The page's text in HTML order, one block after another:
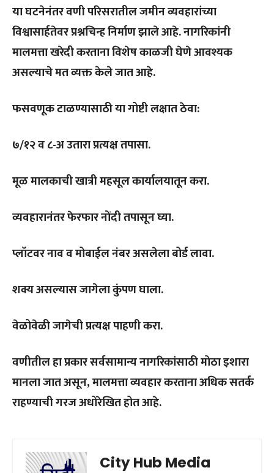
या घटनेनंतर वणी परिसरातील जमीन व्यवहारांच्या
विश्वासार्हतेवर प्रश्नचिन्ह निर्माण झाले आहे. नागरिकांनी
मालमत्ता खरेदी करताना विशेष काळजी घेणे आवश्यक
असल्याचे मत व्यक्त केले जात आहे.
फसवणूक टाळण्यासाठी या गोष्टी लक्षात ठेवा:
७/१२ व ८-अ उतारा प्रत्यक्ष तपासा.
मूळ मालकाची खात्री महसूल कार्यालयातून करा.
व्यवहारानंतर फेरफार नोंदी तपासून घ्या.
प्लॉटवर नाव व मोबाईल नंबर असलेला बोर्ड लावा.
शक्य असल्यास जागेला कुंपण घाला.
वेळोवेळी जागेची प्रत्यक्ष पाहणी करा.
वणीतील हा प्रकार सर्वसामान्य नागरिकांसाठी मोठा इशारा
मानला जात असून, मालमत्ता व्यवहार करताना अधिक सतर्क
राहण्याची गरज अधोरेखित होत आहे.
City Hub Media